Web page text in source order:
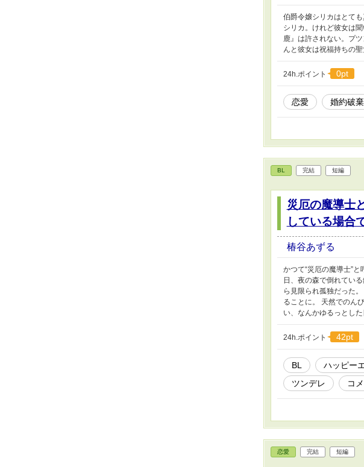
伯爵令嬢シリカはとて
シリカ。けれど彼女は
鹿』は許されない。プ
んと彼女は祝福持ちの聖
24h.ポイント 0pt
恋愛 婚約破棄
BL 完結 短編
災厄の魔導士
している場合
椿谷あずる
かつて“災厄の魔導士”
日、夜の森で倒れてい
ら見限られ孤独だった
ることに。 天然でのん
い、なんかゆるっとした
24h.ポイント 42pt
BL ハッピー
ツンデレ
コ
恋愛 完結 短編